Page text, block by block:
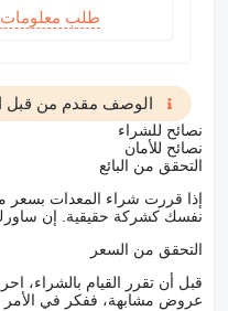
طلب معلومات
الوصف مقدم من قبل
نصائح للشراء
نصائح للأمان
التحقق من البائع
إذا قررت شراء المعدات بسعر
نفسك كشركة حقيقية. إن ساورك
التحقق من السعر
قبل أن تقرر القيام بالشراء،
عروض مشابهة، ففكر في الأمر